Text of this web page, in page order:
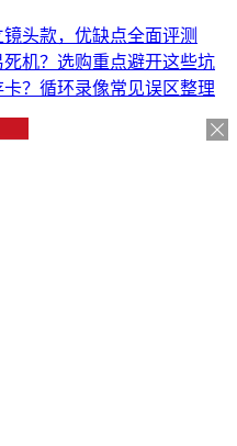
头款，优缺点全面评测
机？选购重点避开这些坑
？循环录像常见误区整理